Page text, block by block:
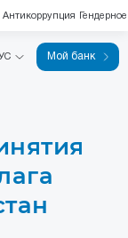
Антикоррупция
Мой банк